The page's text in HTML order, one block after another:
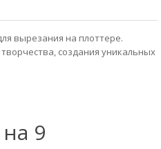
вырезания на плоттере.
создания уникальных
9